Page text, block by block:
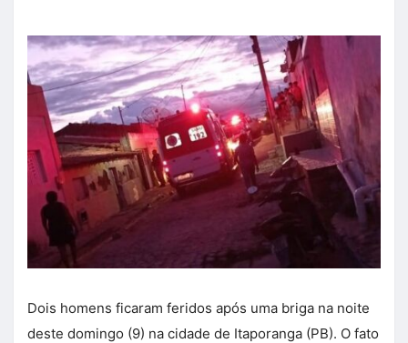
Dois homens ficaram feridos após uma briga na noite
deste domingo (9) na cidade de Itaporanga (PB). O fato